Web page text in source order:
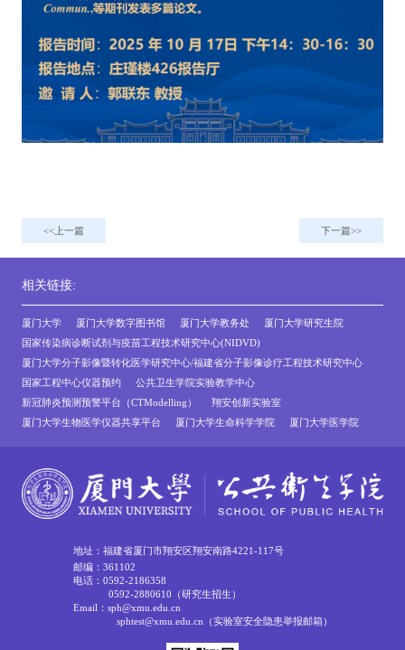
上一篇 下一篇
相关链接:
厦门大学 厦门大学数字图书馆 厦门大学教务处
厦门大学研究生院
国家传染病诊断试剂与疫苗工程技术研究中心(NIDVD)
厦门大学分子影像暨转化医学研究中心/福建省分子影像诊疗工程技术研究中心
国家工程中心仪器预约
公共卫生学院实验教学中心
新冠肺炎预测预警平台（CTModelling）
翔安创新实验室
厦门大学生物医学仪器共享平台
厦门大学生命科学学院 厦门大学医学院
地址：福建省厦门市翔安区翔安南路4221-117号
邮编：361102
电话：0592-2186358
0592-2880610（研究生招生）
Email：sph@xmu.edu.cn
sphtest@xmu.edu.cn（实验室安全隐患举报邮箱）